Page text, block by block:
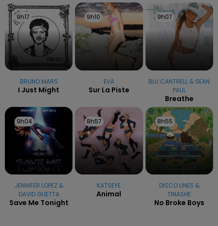
9h17
9h17
BRUNO MARS
I Just Might
9h10
9h10
EVA
Sur La Piste
9h07
9h07
BLU CANTRELL & SEAN
PAUL
Breathe
9h04
9h04
JENNIFER LOPEZ &
DAVID GUETTA
Save Me Tonight
8h57
8h57
KATSEYE
Animal
8h55
8h55
DISCO LINES &
TINASHE
No Broke Boys